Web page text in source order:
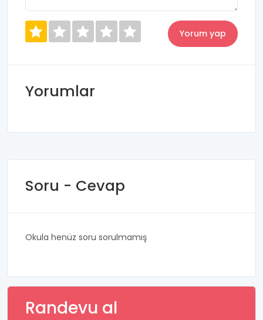
Yorumlar
Soru - Cevap
Okula henüz soru sorulmamış
Randevu al